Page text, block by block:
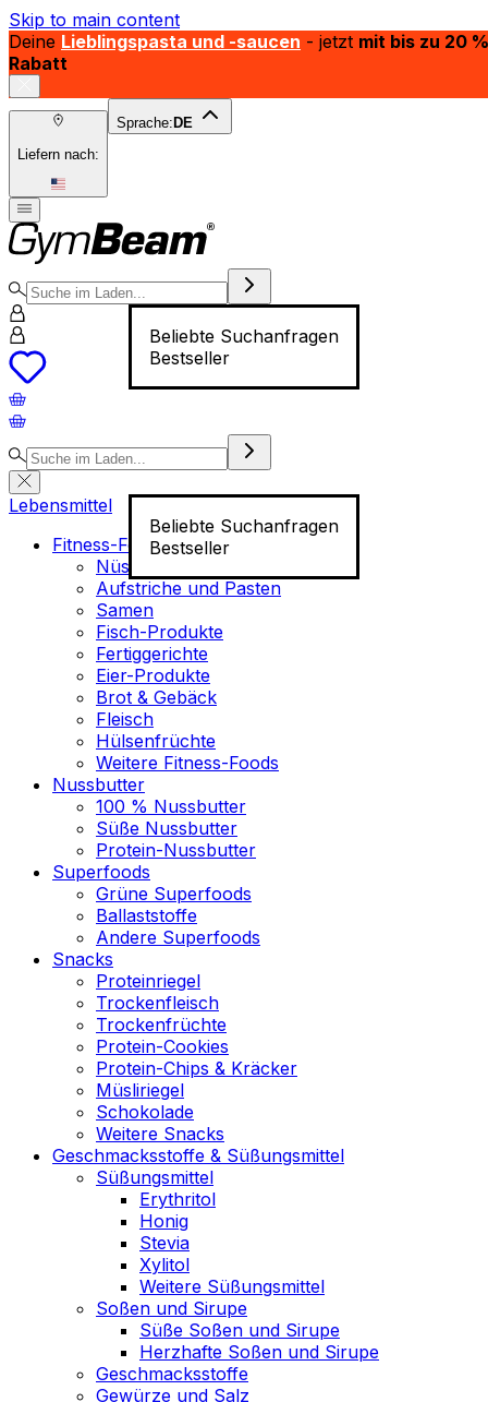
Skip to main content
Deine Lieblingspasta und -saucen - jetzt mit bis zu 20 %
Rabatt
Liefern nach:
Sprache: DE
Beliebte Suchanfragen
Bestseller
Beliebte Suchanfragen
Bestseller
Lebensmittel
Fitness-Food
Nüsse
Aufstriche und Pasten
Samen
Fisch-Produkte
Fertiggerichte
Eier-Produkte
Brot & Gebäck
Fleisch
Hülsenfrüchte
Weitere Fitness-Foods
Nussbutter
100 % Nussbutter
Süße Nussbutter
Protein-Nussbutter
Superfoods
Grüne Superfoods
Ballaststoffe
Andere Superfoods
Snacks
Proteinriegel
Trockenfleisch
Trockenfrüchte
Protein-Cookies
Protein-Chips & Kräcker
Müsliriegel
Schokolade
Weitere Snacks
Geschmacksstoffe & Süßungsmittel
Süßungsmittel
Erythritol
Honig
Stevia
Xylitol
Weitere Süßungsmittel
Soßen und Sirupe
Süße Soßen und Sirupe
Herzhafte Soßen und Sirupe
Geschmacksstoffe
Gewürze und Salz